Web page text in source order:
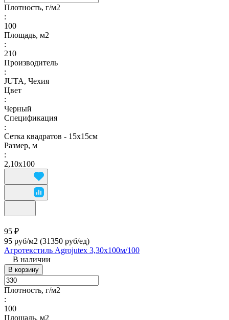
Плотность, г/м2
:
100
Площадь, м2
:
210
Производитель
:
JUTA, Чехия
Цвет
:
Черный
Спецификация
:
Сетка квадратов - 15х15см
Размер, м
:
2,10х100
95 ₽
95 руб/м2 (31350 руб/eд)
Агротекстиль Agrojutex 3,30х100м/100
В наличии
В корзину
Плотность, г/м2
:
100
Площадь, м2